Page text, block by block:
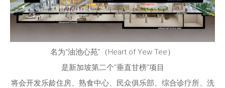
名为“油池心苑”（Heart of Yew Tee）
是新加坡第二个“垂直甘榜”项目
将会开发乐龄住房、熟食中心、民众俱乐部、综合诊疗所、洗